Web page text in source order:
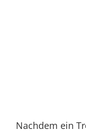
Nachdem ein